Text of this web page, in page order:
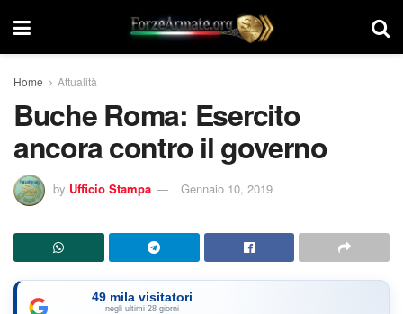
Home Attualità
Buche Roma: Esercito
ancora contro il governo
by Ufficio Stampa Gennaio 10, 2019
49 mila visitatori
negli ultimi 28 giorni